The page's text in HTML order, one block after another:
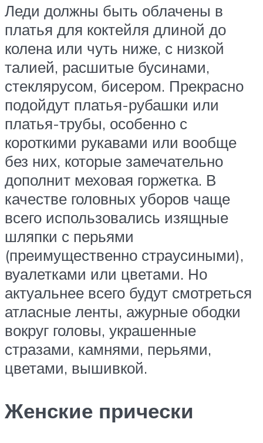
Леди должны быть облачены в
платья для коктейля длиной до
колена или чуть ниже, с низкой
талией, расшитые бусинами,
стеклярусом, бисером. Прекрасно
подойдут платья-рубашки или
платья-трубы, особенно с
короткими рукавами или вообще
без них, которые замечательно
дополнит меховая горжетка. В
качестве головных уборов чаще
всего использовались изящные
шляпки с перьями
(преимущественно страусиными),
вуалетками или цветами. Но
актуальнее всего будут смотреться
атласные ленты, ажурные ободки
вокруг головы, украшенные
стразами, камнями, перьями,
цветами, вышивкой.
Женские прически